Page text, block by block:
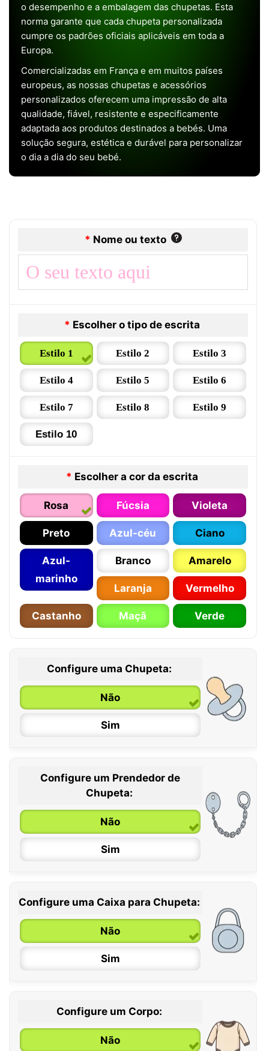
o desempenho e a embalagem das chupetas. Esta
norma garante que cada chupeta personalizada
cumpre os padrões oficiais aplicáveis em toda a
Europa.
Comercializadas em França e em muitos países
europeus, as nossas chupetas e acessórios
personalizados oferecem uma impressão de alta
qualidade, fiável, resistente e especificamente
adaptada aos produtos destinados a bebés. Uma
solução segura, estética e durável para personalizar
o dia a dia do seu bebé.
* Nome ou texto
* Escolher o tipo de escrita
Estilo 1 Estilo 2 Estilo 3
Estilo 4 Estilo 5 Estilo 6
Estilo 7 Estilo 8 Estilo 9
Estilo 10
* Escolher a cor da escrita
Rosa Fúcsia Violeta
Preto Azul-céu Ciano
Azul-
marinho
Branco Amarelo
Laranja Vermelho
Castanho Maçã Verde
Configure uma Chupeta:
Não
Sim
0 / 6 meses
6 / 36 meses
Configure um Prendedor de
Chupeta:
Não
Sim
Configure uma Caixa para Chupeta:
Não
Sim
Configure um Corpo:
Não